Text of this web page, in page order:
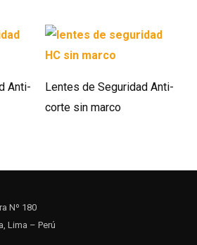
Anti-
Lentes de Seguridad Anti-
corte sin marco
Nº 180
Lima – Perú